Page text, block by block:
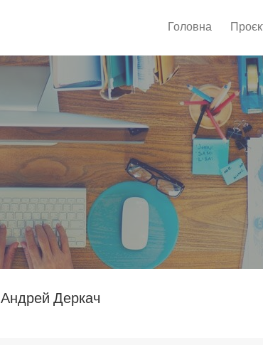
Головна
Андрей Деркач